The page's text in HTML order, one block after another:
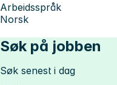
Arbeidsspråk
Norsk
Søk på jobben
Søk senest i dag